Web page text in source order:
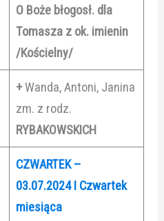
O Boże błogosł. dla
Tomasza z ok. imienin
/Kościelny/
+Wanda, Antoni, Janina
zm. z rodz.
RYBAKOWSKICH
CZWARTEK –
03.07.2024 I Czwartek
miesiąca